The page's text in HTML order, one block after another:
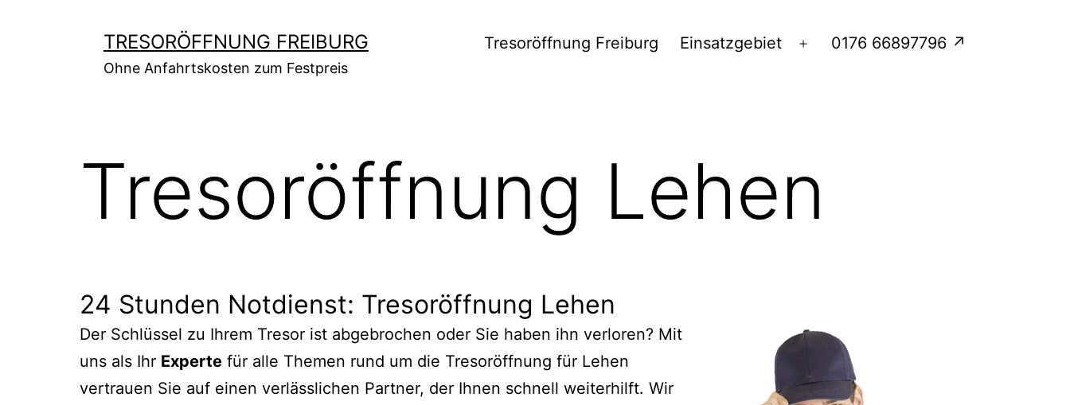
TRESORÖFFNUNG FREIBURG
Ohne Anfahrtskosten zum Festpreis
Tresoröffnung Freiburg Einsatzgebiet
Menü
0176 66897796 ↗
Tresoröffnung Lehen
24 Stunden Notdienst: Tresoröffnung Lehen
Der Schlüssel zu Ihrem Tresor ist abgebrochen oder Sie haben ihn verloren? Mit
uns als Ihr Experte für alle Themen rund um die Tresoröffnung für Lehen
vertrauen Sie auf einen verlässlichen Partner, der Ihnen schnell weiterhilft. Wir